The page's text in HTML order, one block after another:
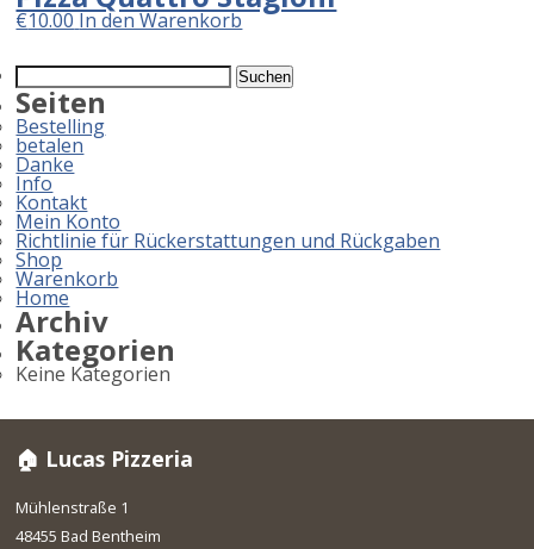
€10.00In den Warenkorb
Suchen
nach:
Seiten
Bestelling
betalen
Danke
Info
Kontakt
Mein Konto
Richtlinie für Rückerstattungen und Rückgaben
Shop
Warenkorb
Home
Archiv
Kategorien
Keine Kategorien
🏠 Lucas Pizzeria
Mühlenstraße 1
48455 Bad Bentheim